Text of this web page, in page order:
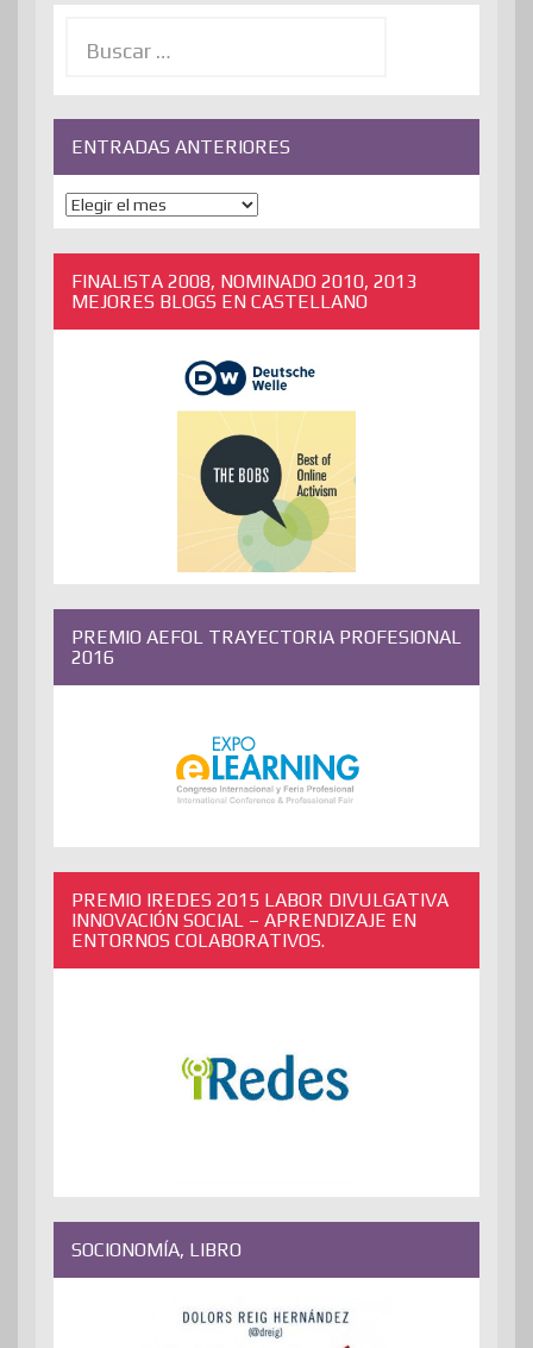
ENTRADAS ANTERIORES
ENTRADAS
ANTERIORES
FINALISTA 2008, NOMINADO 2010, 2013
MEJORES BLOGS EN CASTELLANO
PREMIO AEFOL TRAYECTORIA PROFESIONAL
2016
PREMIO IREDES 2015 LABOR DIVULGATIVA
INNOVACIÓN SOCIAL – APRENDIZAJE EN
ENTORNOS COLABORATIVOS.
SOCIONOMÍA, LIBRO